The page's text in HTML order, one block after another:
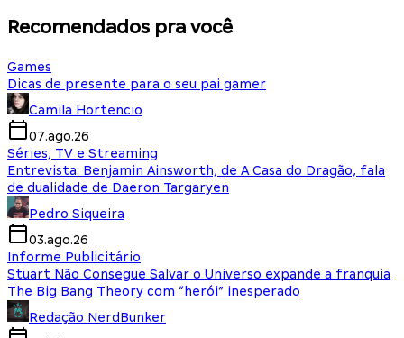
Recomendados pra você
Games
Dicas de presente para o seu pai gamer
Camila Hortencio
07.ago.26
Séries, TV e Streaming
Entrevista: Benjamin Ainsworth, de A Casa do Dragão, fala
de dualidade de Daeron Targaryen
Pedro Siqueira
03.ago.26
Informe Publicitário
Stuart Não Consegue Salvar o Universo expande a franquia
The Big Bang Theory com “herói” inesperado
Redação NerdBunker